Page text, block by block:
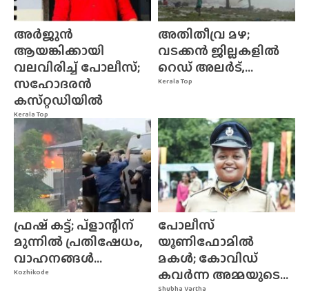
Kerala Top
അർജുൻ
ആയങ്കിക്കായി
വലവിരിച്ച് പോലീസ്;
സഹോദരൻ
കസ്‌റ്റഡിയിൽ
Kerala Top
അതിതീവ്ര മഴ;
വടക്കൻ ജില്ലകളിൽ
റെഡ് അലർട്,...
Kozhikode
ഫ്രഷ് കട്ട്; പ്ളാന്റിന്
മുന്നിൽ പ്രതിഷേധം,
വാഹനങ്ങൾ...
Shubha Vartha
പോലീസ്
യൂണിഫോമിൽ
മകൾ; കോവിഡ്
കവർന്ന അമ്മയുടെ...